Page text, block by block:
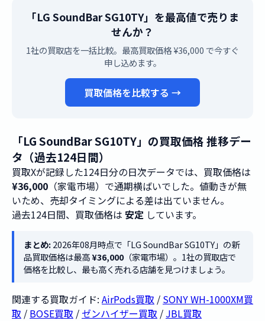
「LG SoundBar SG10TY」を最高値で売りま
せんか？
1社の買取店を一括比較。最高買取価格 ¥36,000 で今すぐ
申し込めます。
買取価格を比較する →
「LG SoundBar SG10TY」の買取価格 推移デー
タ（過去124日間）
買取Xが記録した124日分の日次データでは、買取価格は
¥36,000 （家電市場）で通期横ばいでした。値動きが無
いため、売却タイミングによる差は出ていません。
過去124日間、買取価格は 安定 しています。
まとめ:2026年08月時点で「LG SoundBar SG10TY」の新
品買取価格は最高¥36,000（家電市場）。1社の買取店で
価格を比較し、最も高く売れる店舗を見つけましょう。
関連する買取ガイド: AirPods買取 / SONY WH-1000XM買
取 / BOSE買取 / ゼンハイザー買取 / JBL買取